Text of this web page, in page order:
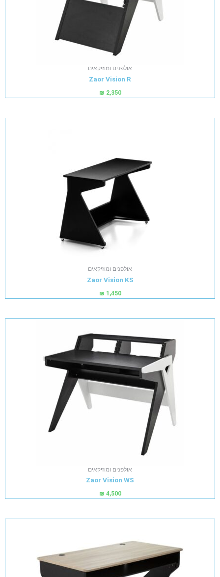
אולפנים ומוזיקאים
Zaor Vision R
₪ 2,350
אולפנים ומוזיקאים
Zaor Vision KS
₪ 1,450
אולפנים ומוזיקאים
Zaor Vision WS
₪ 4,500